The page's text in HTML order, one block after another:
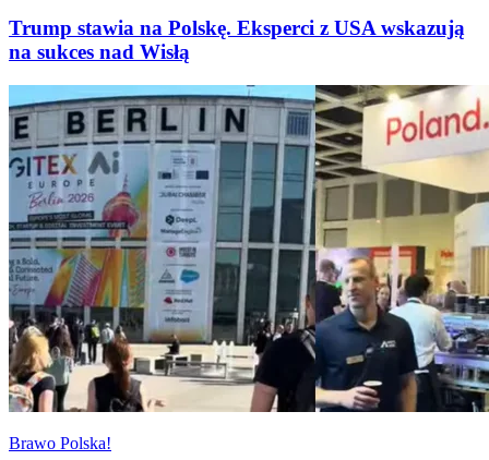
Trump stawia na Polskę. Eksperci z USA wskazują
na sukces nad Wisłą
Brawo Polska!